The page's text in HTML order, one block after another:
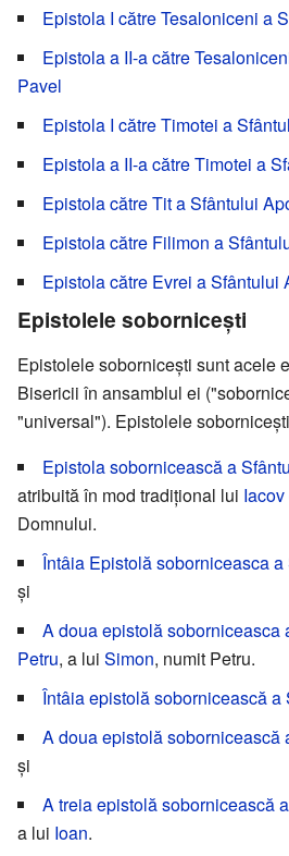
Epistola I către Tesaloniceni a
Epistola a II-a către
Pavel
Epistola I către Timotei a
Epistola a II-a către Timotei a
Epistola către Tit a Sfântului
Epistola către Filimon a
Epistola către Evrei a Sfântului
Epistolele soborniceşti
Epistolele soborniceşti sunt acele
Bisericii în ansamblul ei
"universal"). Epistolele
Epistola sobornicească a
atribuită în mod tradiţional lui
Domnului.
Întâia Epistolă soborniceasca
şi
A doua epistolă soborniceasca
Petru, a lui Simon, numit Petru.
Întâia epistolă sobornicească a
A doua epistolă sobornicească
şi
A treia epistolă sobornicească
a lui Ioan.